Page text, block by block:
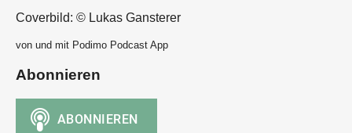
Coverbild: © Lukas Gansterer
von und mit Podimo Podcast App
Abonnieren